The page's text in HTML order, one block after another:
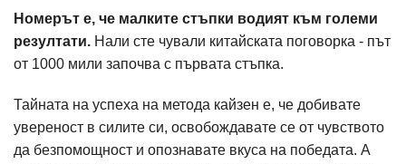
Номерът е, че малките стъпки водият към големи
резултати. Нали сте чували китайската поговорка - път
от 1000 мили започва с първата стъпка.
Тайната на успеха на метода кайзен е, че добивате
увереност в силите си, освобождавате се от чувството
да безпомощност и опознавате вкуса на победата. А